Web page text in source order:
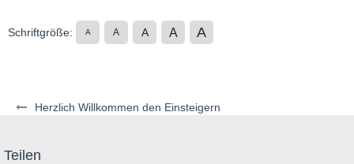
Herzlich Willkommen den Einsteigern
Schriftgröße: A A A A A
Teilen